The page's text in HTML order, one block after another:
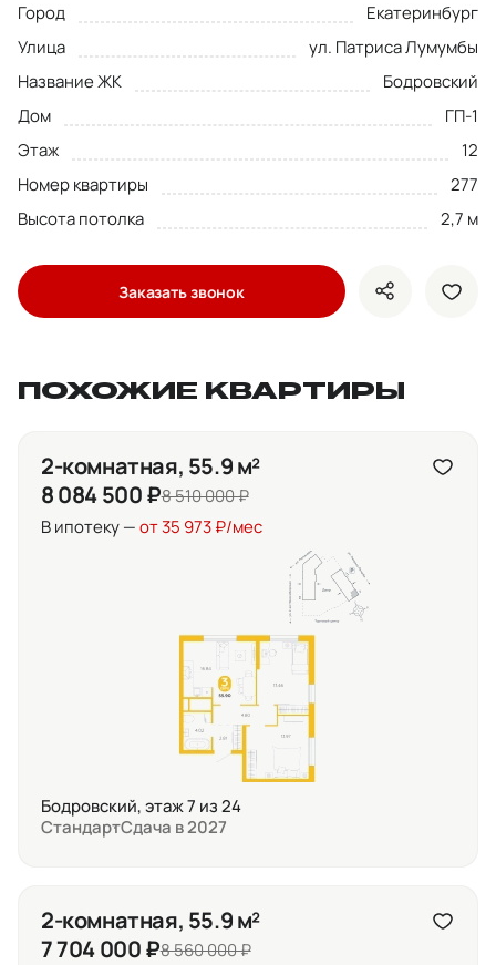
Город
Екатеринбург
Улица
ул. Патриса Лумумбы
Название ЖК
Бодровский
Дом
ГП-1
Этаж
12
Номер квартиры
277
Высота потолка
2,7 м
Заказать звонок показать
ПОХОЖИЕ КВАРТИРЫ
2-комнатная, 55.9 м²
8 084 500 ₽8 510 000 ₽
В ипотеку —от 35 973 ₽/мес
Бодровский, этаж 7 из 24
СтандартСдача в 2027
2-комнатная, 55.9 м²
7 704 000 ₽8 560 000 ₽